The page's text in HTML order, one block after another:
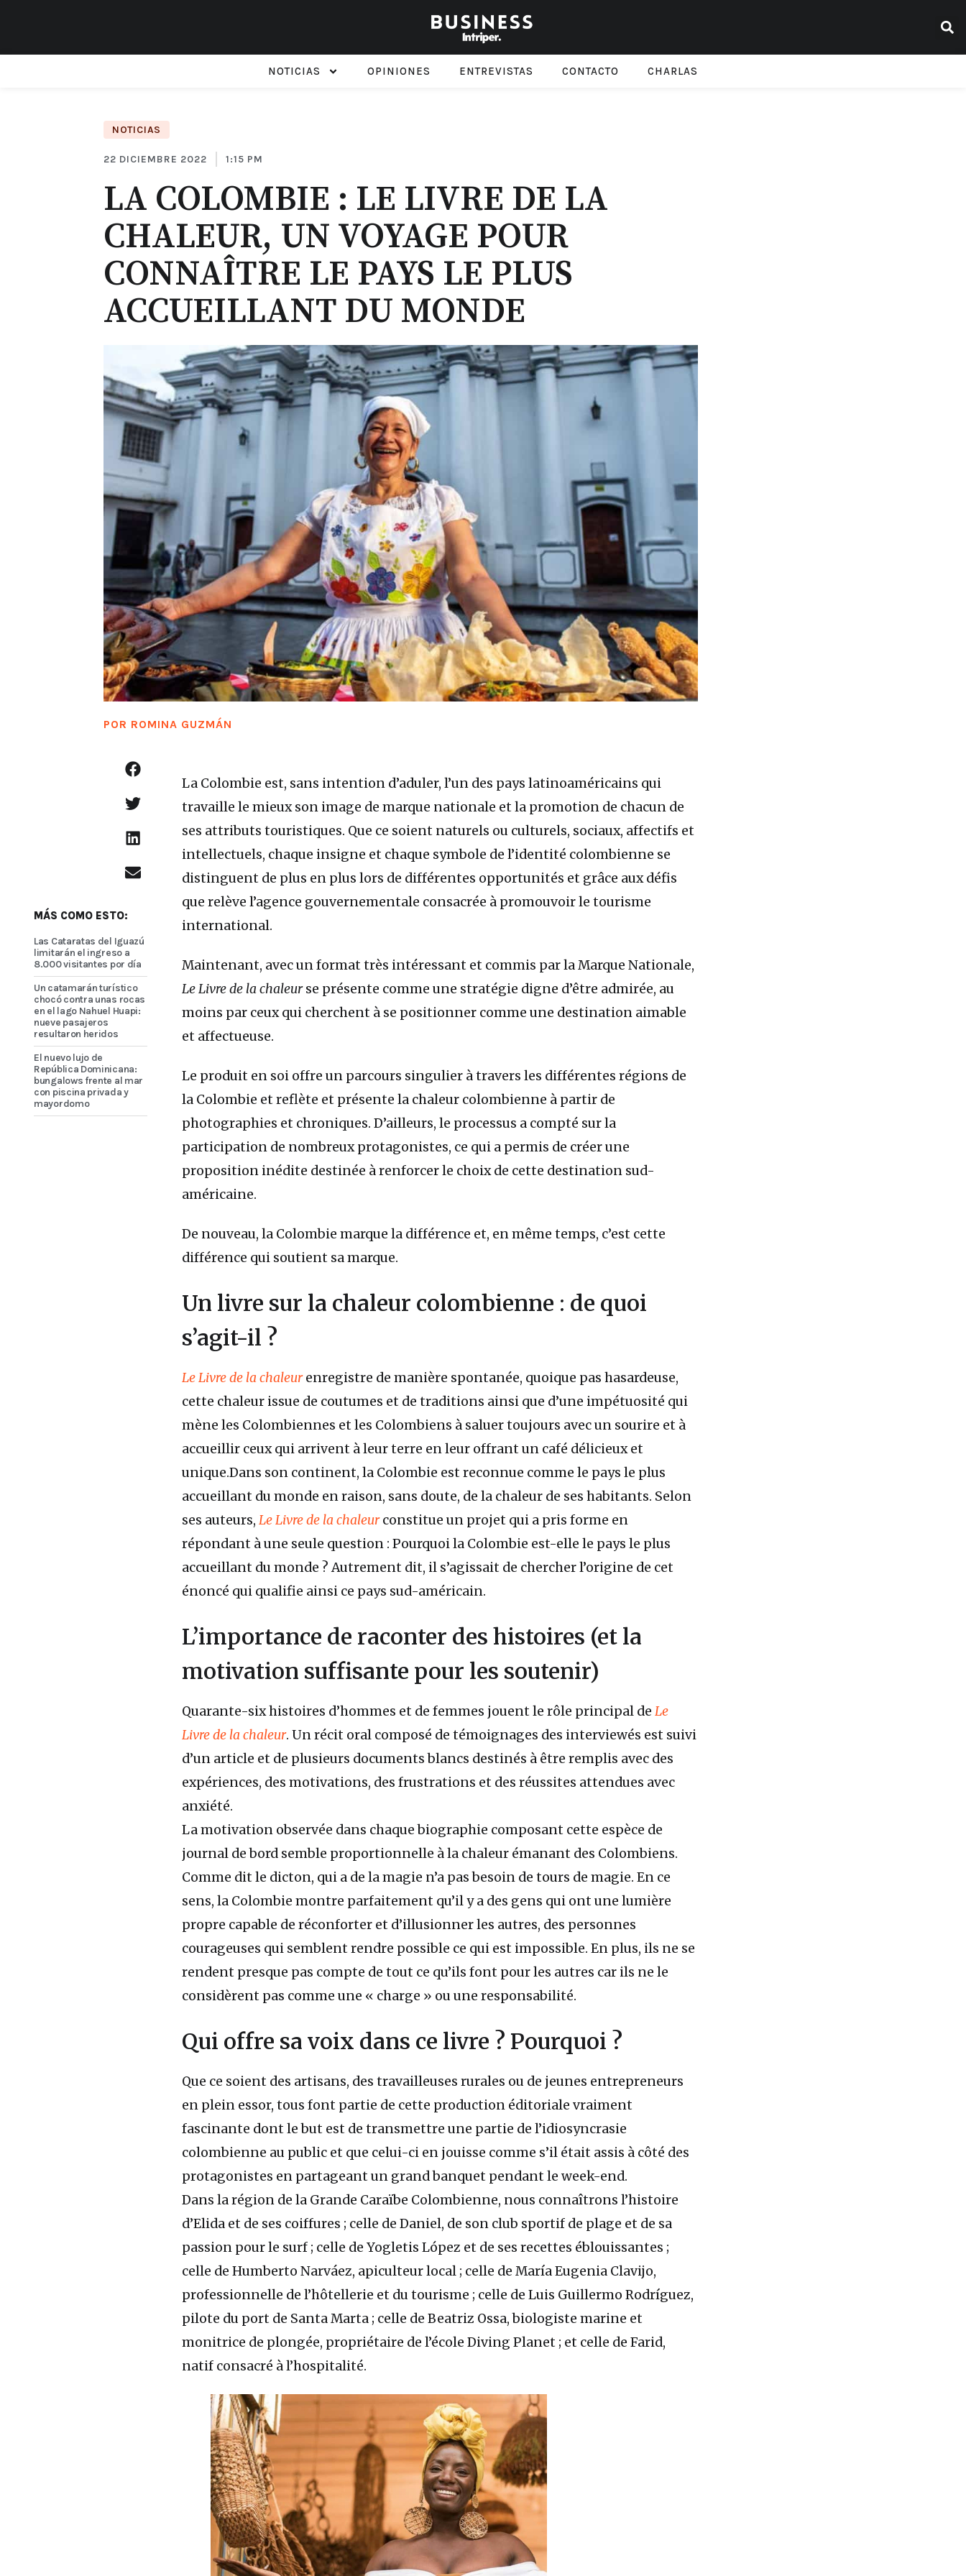
NOTICIAS OPINIONES ENTREVISTAS CONTACTO CHARLAS
NOTICIAS
22 DICIEMBRE 2022 1:15 PM
LA COLOMBIE : LE LIVRE DE LA
CHALEUR, UN VOYAGE POUR
CONNAÎTRE LE PAYS LE PLUS
ACCUEILLANT DU MONDE
POR ROMINA GUZMÁN
MÁS COMO ESTO:
Las Cataratas del Iguazú
limitarán el ingreso a
8.000 visitantes por día
Un catamarán turístico
chocó contra unas rocas
en el lago Nahuel Huapi:
nueve pasajeros
resultaron heridos
El nuevo lujo de
República Dominicana:
bungalows frente al mar
con piscina privada y
mayordomo
La Colombie est, sans intention d’aduler, l’un des pays latinoaméricains qui
travaille le mieux son image de marque nationale et la promotion de chacun de
ses attributs touristiques. Que ce soient naturels ou culturels, sociaux, affectifs et
intellectuels, chaque insigne et chaque symbole de l’identité colombienne se
distinguent de plus en plus lors de différentes opportunités et grâce aux défis
que relève l’agence gouvernementale consacrée à promouvoir le tourisme
international.
Maintenant, avec un format très intéressant et commis par la Marque Nationale,
Le Livre de la chaleurse présente comme une stratégie digne d’être admirée, au
moins par ceux qui cherchent à se positionner comme une destination aimable
et affectueuse.
Le produit en soi offre un parcours singulier à travers les différentes régions de
la Colombie et reflète et présente la chaleur colombienne à partir de
photographies et chroniques. D’ailleurs, le processus a compté sur la
participation de nombreux protagonistes, ce qui a permis de créer une
proposition inédite destinée à renforcer le choix de cette destination sud-
américaine.
De nouveau, la Colombie marque la différence et, en même temps, c’est cette
différence qui soutient sa marque.
Un livre sur la chaleur colombienne : de quoi
s’agit-il ?
Le Livre de la chaleurenregistre de manière spontanée, quoique pas hasardeuse,
cette chaleur issue de coutumes et de traditions ainsi que d’une impétuosité qui
mène les Colombiennes et les Colombiens à saluer toujours avec un sourire et à
accueillir ceux qui arrivent à leur terre en leur offrant un café délicieux et
unique.Dans son continent, la Colombie est reconnue comme le pays le plus
accueillant du monde en raison, sans doute, de la chaleur de ses habitants. Selon
ses auteurs, Le Livre de la chaleur constitue un projet qui a pris forme en
répondant à une seule question : Pourquoi la Colombie est-elle le pays le plus
accueillant du monde ? Autrement dit, il s’agissait de chercher l’origine de cet
énoncé qui qualifie ainsi ce pays sud-américain.
L’importance de raconter des histoires (et la
motivation suffisante pour les soutenir)
Quarante-six histoires d’hommes et de femmes jouent le rôle principal de Le
Livre de la chaleur. Un récit oral composé de témoignages des interviewés est suivi
d’un article et de plusieurs documents blancs destinés à être remplis avec des
expériences, des motivations, des frustrations et des réussites attendues avec
anxiété.
La motivation observée dans chaque biographie composant cette espèce de
journal de bord semble proportionnelle à la chaleur émanant des Colombiens.
Comme dit le dicton, qui a de la magie n’a pas besoin de tours de magie. En ce
sens, la Colombie montre parfaitement qu’il y a des gens qui ont une lumière
propre capable de réconforter et d’illusionner les autres, des personnes
courageuses qui semblent rendre possible ce qui est impossible. En plus, ils ne se
rendent presque pas compte de tout ce qu’ils font pour les autres car ils ne le
considèrent pas comme une « charge » ou une responsabilité.
Qui offre sa voix dans ce livre ? Pourquoi ?
Que ce soient des artisans, des travailleuses rurales ou de jeunes entrepreneurs
en plein essor, tous font partie de cette production éditoriale vraiment
fascinante dont le but est de transmettre une partie de l’idiosyncrasie
colombienne au public et que celui-ci en jouisse comme s’il était assis à côté des
protagonistes en partageant un grand banquet pendant le week-end.
Dans la région de la Grande Caraïbe Colombienne, nous connaîtrons l’histoire
d’Elida et de ses coiffures ; celle de Daniel, de son club sportif de plage et de sa
passion pour le surf ; celle de Yogletis López et de ses recettes éblouissantes ;
celle de Humberto Narváez, apiculteur local ; celle de María Eugenia Clavijo,
professionnelle de l’hôtellerie et du tourisme ; celle de Luis Guillermo Rodríguez,
pilote du port de Santa Marta ; celle de Beatriz Ossa, biologiste marine et
monitrice de plongée, propriétaire de l’école Diving Planet ; et celle de Farid,
natif consacré à l’hospitalité.